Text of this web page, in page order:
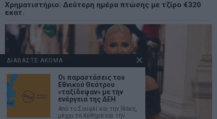
Χρηματιστήριο: Δεύτερη ημέρα πτώσης με τζίρο €320
εκατ.
ΔΙΑΒΑΣΤΕ ΑΚΟΜΑ
Οι παραστάσεις του
Εθνικού Θεάτρου
«ταξίδεψαν» με την
ενέργεια της ΔΕΗ
Από το Σουφλί και την Ιθάκη,
μέχρι τα Κύθηρα και την